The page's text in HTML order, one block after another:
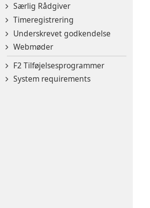
Særlig Rådgiver
Timeregistrering
Underskrevet godkendelse
Webmøder
F2 Tilføjelsesprogrammer
System requirements